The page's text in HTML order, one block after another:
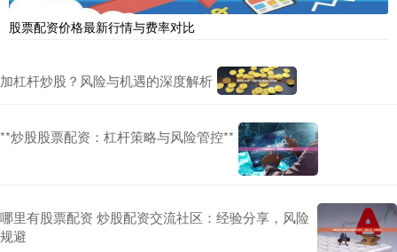
股票配资价格最新行情与费率对比
加杠杆炒股？风险与机遇的深度解析
**炒股股票配资：杠杆策略与风险管控**
哪里有股票配资 炒股配资交流社区：经验分享，风险
规避